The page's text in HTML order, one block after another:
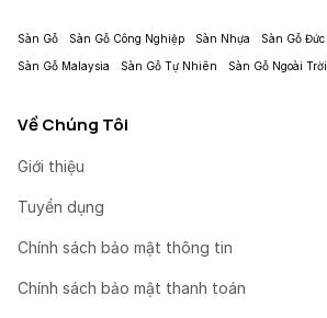
Sàn Gỗ Sàn Gỗ Công Nghiệp Sàn Nhựa Sàn Gỗ Đức
Sàn Gỗ Malaysia Sàn Gỗ Tự Nhiên Sàn Gỗ Ngoài Trời
Về Chúng Tôi
Giới thiệu
Tuyển dụng
Chính sách bảo mật thông tin
Chính sách bảo mật thanh toán